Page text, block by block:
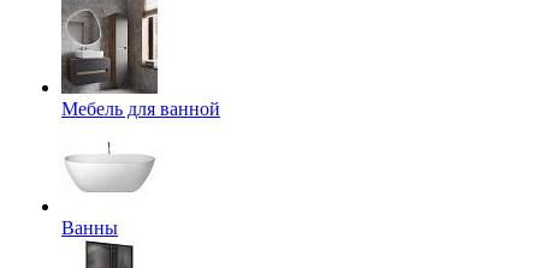
Мебель для ванной
Ванны